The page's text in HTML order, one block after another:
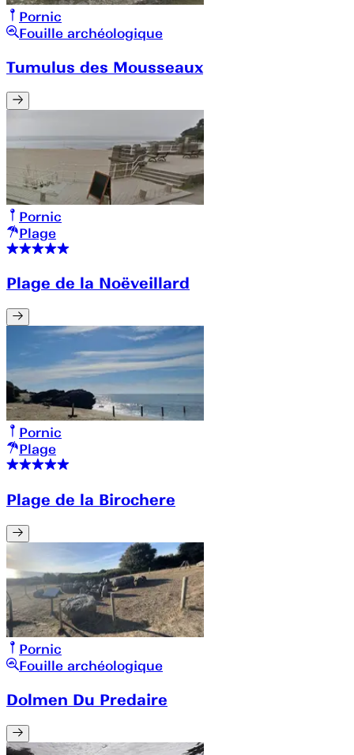
Pornic
Fouille archéologique
Tumulus des Mousseaux
Pornic
Plage
Plage de la Noëveillard
Pornic
Plage
Plage de la Birochere
Pornic
Fouille archéologique
Dolmen Du Predaire